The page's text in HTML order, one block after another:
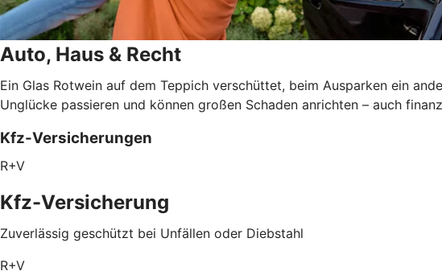
Auto, Haus & Recht
Ein Glas Rotwein auf dem Teppich verschüttet, beim Ausparken ein
Unglücke passieren und können großen Schaden anrichten – auch
Kfz-Versicherungen
R+V
Kfz-Versicherung
Zuverlässig geschützt bei Unfällen oder Diebstahl
R+V